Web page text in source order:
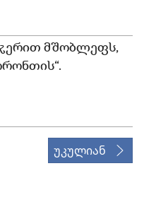
მშობლეფს,
უკულიან